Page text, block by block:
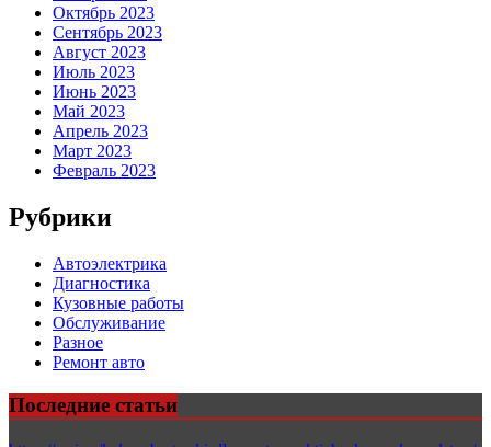
Октябрь 2023
Сентябрь 2023
Август 2023
Июль 2023
Июнь 2023
Май 2023
Апрель 2023
Март 2023
Февраль 2023
Рубрики
Автоэлектрика
Диагностика
Кузовные работы
Обслуживание
Разное
Ремонт авто
Последние статьи